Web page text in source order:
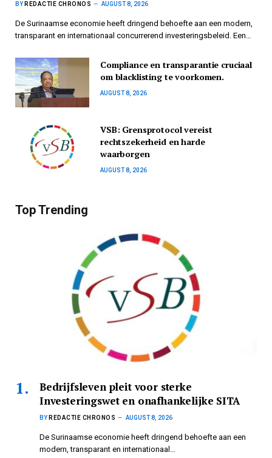
BY REDACTIE CHRONOS AUGUST 8, 2026
De Surinaamse economie heeft dringend behoefte aan een modern,
transparant en internationaal concurrerend investeringsbeleid. Een…
Compliance en transparantie cruciaal
om blacklisting te voorkomen.
AUGUST 8, 2026
VSB: Grensprotocol vereist
rechtszekerheid en harde
waarborgen
AUGUST 8, 2026
Top Trending
Bedrijfsleven pleit voor sterke
Investeringswet en onafhankelijke SITA
BY REDACTIE CHRONOS AUGUST 8, 2026
De Surinaamse economie heeft dringend behoefte aan een
modern, transparant en internationaal…